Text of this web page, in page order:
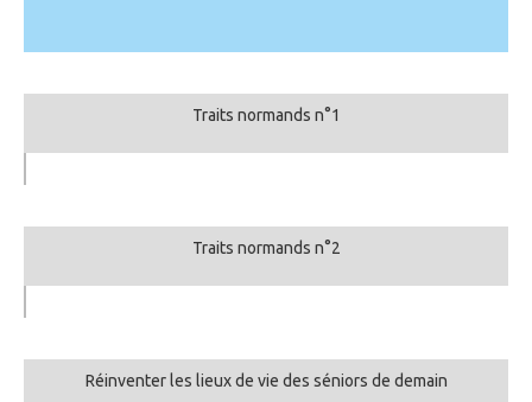
Traits normands n°1
Traits normands n°2
Réinventer les lieux de vie des séniors de demain